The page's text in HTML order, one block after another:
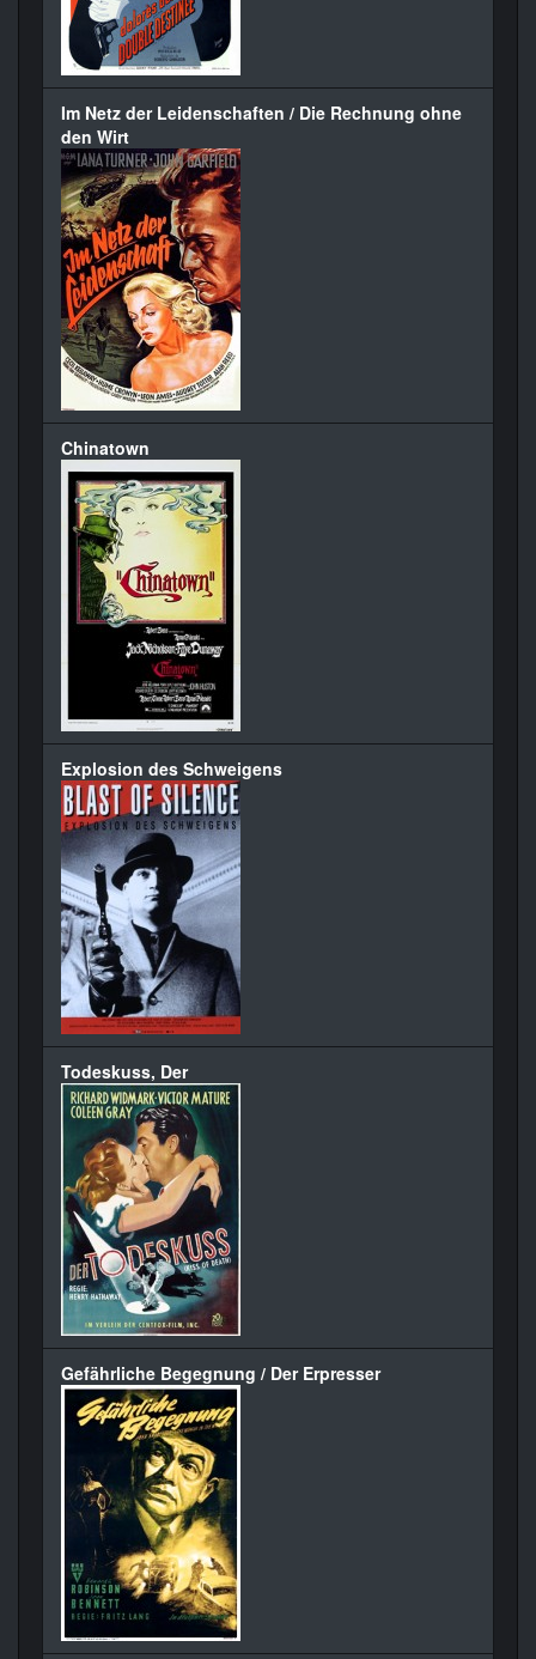
Im Netz der Leidenschaften / Die Rechnung ohne
den Wirt
Chinatown
Explosion des Schweigens
Todeskuss, Der
Gefährliche Begegnung / Der Erpresser